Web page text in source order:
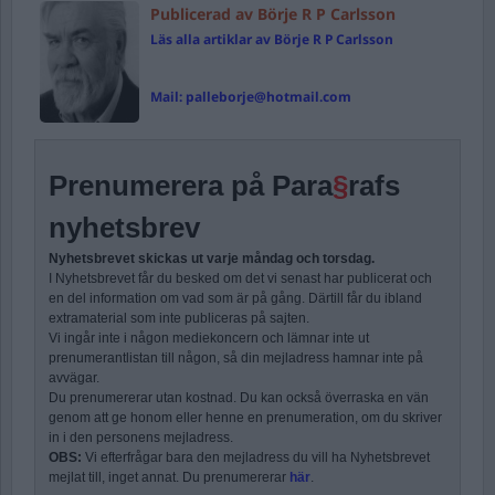
Publicerad av Börje R P Carlsson
Läs alla artiklar av Börje R P Carlsson
Mail: palleborje@hotmail.com
Prenumerera på Para§rafs
nyhetsbrev
Nyhetsbrevet skickas ut varje måndag och torsdag.
I Nyhetsbrevet får du besked om det vi senast har publicerat och
en del information om vad som är på gång. Därtill får du ibland
extramaterial som inte publiceras på sajten.
Vi ingår inte i någon mediekoncern och lämnar inte ut
prenumerantlistan till någon, så din mejladress hamnar inte på
avvägar.
Du prenumererar utan kostnad. Du kan också överraska en vän
genom att ge honom eller henne en prenumeration, om du skriver
in i den personens mejladress.
OBS: Vi efterfrågar bara den mejladress du vill ha Nyhetsbrevet
mejlat till, inget annat. Du prenumererar här